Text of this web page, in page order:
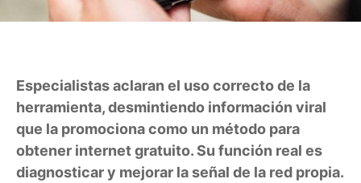
Especialistas aclaran el uso correcto de la
herramienta, desmintiendo información viral
que la promociona como un método para
obtener internet gratuito. Su función real es
diagnosticar y mejorar la señal de la red propia.